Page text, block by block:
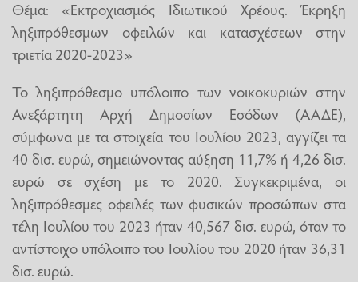
Θέμα: «Εκτροχιασμός Ιδιωτικού Χρέους. Έκρηξη
ληξιπρόθεσμων οφειλών και κατασχέσεων στην
τριετία 2020-2023»
Το ληξιπρόθεσμο υπόλοιπο των νοικοκυριών στην
Ανεξάρτητη Αρχή Δημοσίων Εσόδων (ΑΑΔΕ),
σύμφωνα με τα στοιχεία του Ιουλίου 2023, αγγίζει τα
40 δισ. ευρώ, σημειώνοντας αύξηση 11,7% ή 4,26 δισ.
ευρώ σε σχέση με το 2020. Συγκεκριμένα, οι
ληξιπρόθεσμες οφειλές των φυσικών προσώπων στα
τέλη Ιουλίου του 2023 ήταν 40,567 δισ. ευρώ, όταν το
αντίστοιχο υπόλοιπο του Ιουλίου του 2020 ήταν 36,31
δισ. ευρώ.